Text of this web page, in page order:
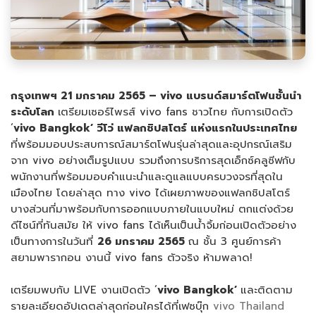
กรุงเทพฯ 21 มกราคม 2565 – vivo แบรนด์สมาร์ตโฟนชั้นนำ
ระดับโลก เตรียมเซอร์ไพรส์ vivo fans ชาวไทย กับการเปิดตัว
‘vivo Bangkok’ วีโว่ แฟลกชิปสโตร์ แห่งแรกในประเทศไทย
ที่พร้อมมอบประสบการณ์สมาร์ตโฟนรุ่นล่าสุดและอุปกรณ์เสริม
จาก vivo อย่างเต็มรูปแบบ รวมถึงการบริการสุดเอ็กซ์คลูซีฟกับ
พนักงานที่พร้อมมอบคำแนะนำและดูแลแบบครบวงจรที่สุดใน
เมืองไทย โดยล่าสุด ทาง vivo ได้เผยภาพของแฟลกชิปสโตร์
บางส่วนที่มาพร้อมกับการออกแบบภายในแบบใหม่ ตกแต่งด้วย
ดีไซน์ที่ทันสมัย ให้ vivo fans ได้เห็นเป็นน้ำจิ้มก่อนเปิดตัวอย่าง
เป็นทางการในวันที่ 26 มกราคม 2565 ณ ชั้น 3 ศูนย์การค้า
สยามพารากอน งานนี้ vivo fans ตัวจริง ห้ามพลาด!
เตรียมพบกับ LIVE งานเปิดตัว ‘vivo Bangkok’ และติดตาม
รายละเอียดอัปเดตล่าสุดก่อนใครได้ที่เฟซบุ๊ก vivo Thailand